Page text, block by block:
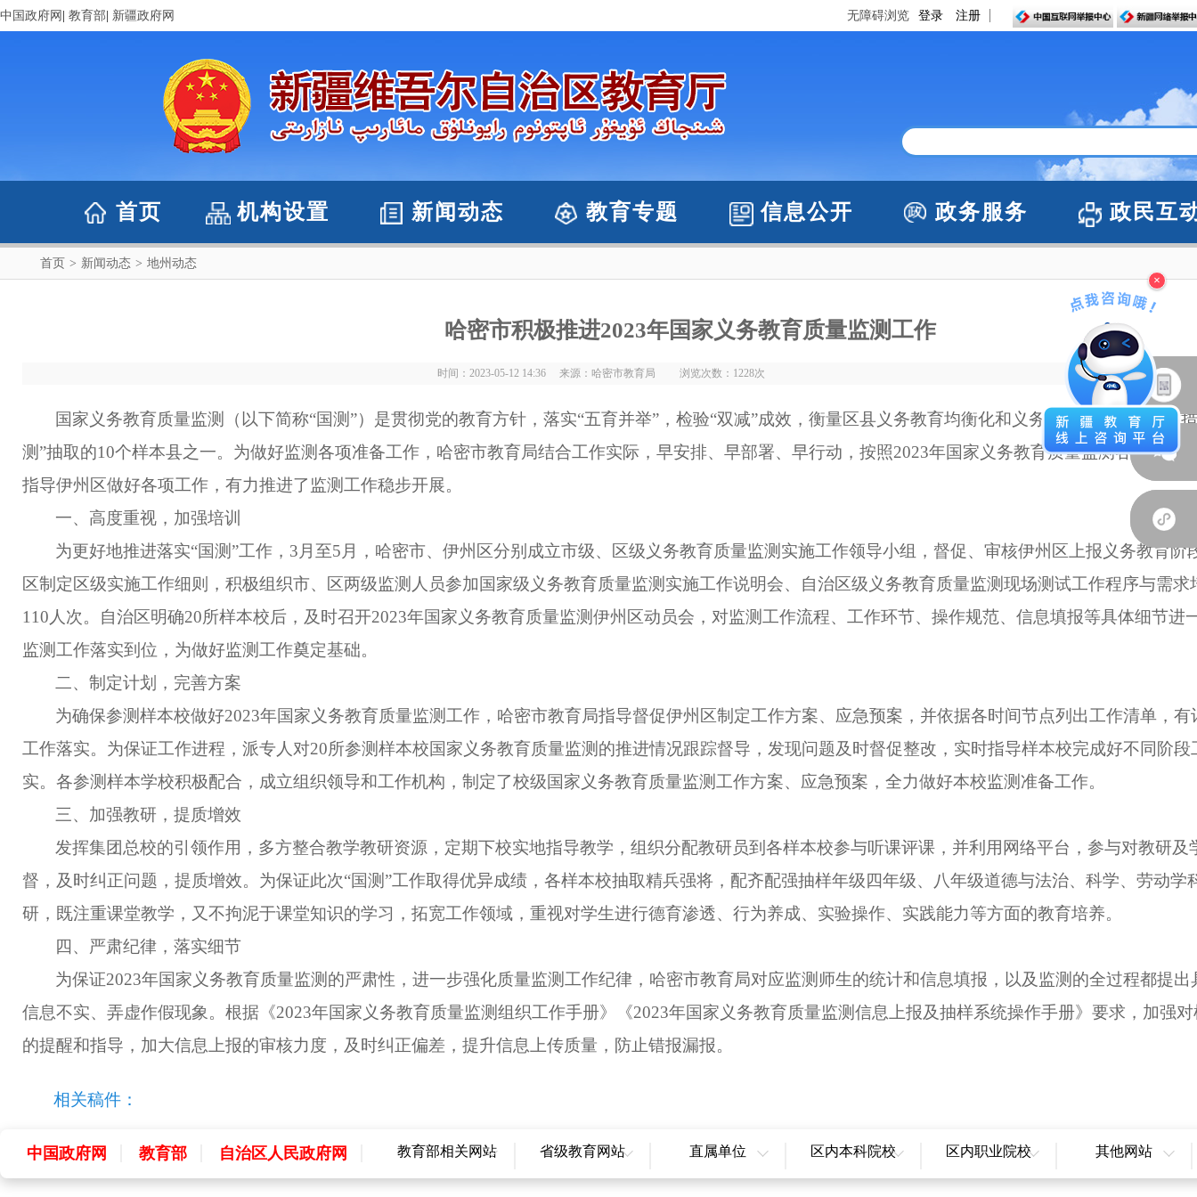
中国政府网 教育部 新疆政府网 无障碍浏览 登录 注册
首页 机构设置 新闻动态 教育专题 信息公开 政务服务 政民互
首页 > 新闻动态 > 地州动态
哈密市积极推进2023年国家义务教育质量监测工作
时间：2023-05-12 14:36 来源：哈密市教育局 浏览次数： 1228次
国家义务教育质量监测（以下简称“国测 ”）是贯彻党的教育方针，落实“五育并举” ，检验“双减”成效，衡量区县义务教育均衡化和义务教育质量的重要举
测 ”抽取的10个样本县之一。为做好监测各项准备工作，哈密市教育局结合工作实际，早安排、早部署、早行动，按照2023年国家义务教育质量监测各级单位
指导伊州区做好各项工作，有力推进了监测工作稳步开展。
一、高度重视，加强培训
为更好地推进落实“国测 ”工作， 3 月至5 月，哈密市、伊州区分别成立市级、区级义务教育质量监测实施工作领导小组，督促、审核伊州区上报义务教育阶
区制定区级实施工作细则，积极组织市、区两级监测人员参加国家级义务教育质量监测实施工作说明会、自治区级义务教育质量监测现场测试工作程序与需求
110 人次。自治区明确20所样本校后，及时召开2023年国家义务教育质量监测伊州区动员会，对监测工作流程、工作环节、操作规范、信息填报等具体细节进
监测工作落实到位，为做好监测工作奠定基础。
二、制定计划，完善方案
为确保参测样本校做好2023年国家义务教育质量监测工作，哈密市教育局指导督促伊州区制定工作方案、应急预案，并依据各时间节点列出工作清单，
工作落实。为保证工作进程，派专人对20所参测样本校国家义务教育质量监测的推进情况跟踪督导，发现问题及时督促整改，实时指导样本校完成好不同阶
实。各参测样本学校积极配合，成立组织领导和工作机构，制定了校级国家义务教育质量监测工作方案、应急预案，全力做好本校监测准备工作。
三、加强教研，提质增效
发挥集团总校的引领作用，多方整合教学教研资源，定期下校实地指导教学，组织分配教研员到各样本校参与听课评课，并利用网络平台，参与对教研及
督，及时纠正问题，提质增效。为保证此次“国测 ”工作取得优异成绩，各样本校抽取精兵强将，配齐配强抽样年级四年级、八年级道德与法治、科学、劳动学
研，既注重课堂教学，又不拘泥于课堂知识的学习，拓宽工作领域，重视对学生进行德育渗透、行为养成、实验操作、实践能力等方面的教育培养。
四、严肃纪律，落实细节
为保证2023年国家义务教育质量监测的严肃性，进一步强化质量监测工作纪律，哈密市教育局对应监测师生的统计和信息填报，以及监测的全过程都提
信息不实、弄虚作假现象。根据《2023年国家义务教育质量监测组织工作手册》《2023年国家义务教育质量监测信息上报及抽样系统操作手册》要求，加强
的提醒和指导，加大信息上报的审核力度，及时纠正偏差，提升信息上传质量，防止错报漏报。
相关稿件：
中国政府网 教育部 自治区人民政府网 教育部相关网站
中国高等教育学生信息
省级教育网站
北京市教育委员会
直属单位
自治区教育考试院
区内本科院校
新疆大学
区内职业院校
新疆职业大学
其他网站
全国教育辟谣平台
×